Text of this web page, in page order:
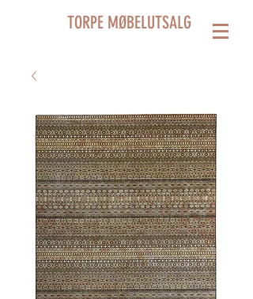
TORPE MØBELUTSALG